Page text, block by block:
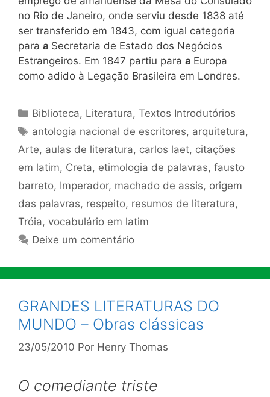
no Rio de Janeiro, onde serviu desde 1838 até
ser transferido em 1843, com igual categoria
para a Secretaria de Estado dos Negócios
Estrangeiros. Em 1847 partiu para a Europa
como adido à Legação Brasileira em Londres.
Categorias
Biblioteca, Literatura,Textos Introdutórios
Tags
antologia nacional de escritores, arquitetura,
Arte, aulas de literatura, carlos laet, citações
em latim, Creta, etimologia de palavras, fausto
barreto, Imperador, machado de assis, origem
das palavras, respeito, resumos de literatura,
Tróia, vocabulário em latim
Deixe um comentário
GRANDES LITERATURAS DO
MUNDO – Obras clássicas
23/05/2010 Por Henry Thomas
O comediante triste